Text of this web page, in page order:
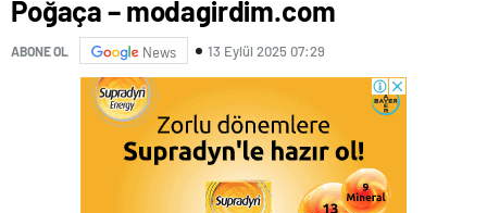
Poğaça – modagirdim.com
ABONE OL News 13 Eylül 2025 07:29